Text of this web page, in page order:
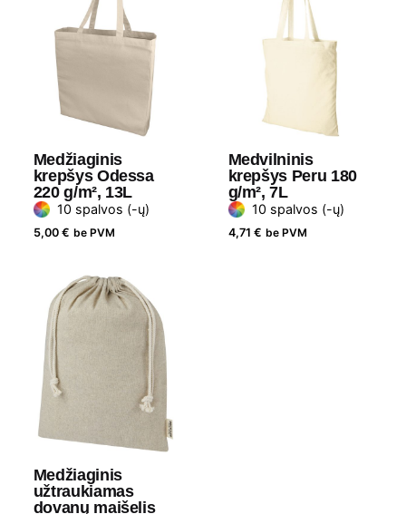
46
Medžiaga
40 % perdirbtos medvilnės ir 60 %
perdirbto poliesterio, 210 g/m2
ženklas
Bullet
Medžiaginis
krepšys Odessa
220 g/m², 13L
10 spalvos (-ų)
5,00 € be PVM
Medvilninis
krepšys Peru 180
g/m², 7L
10 spalvos (-ų)
4,71 € be PVM
Medžiaginis
užtraukiamas
dovanų maišelis